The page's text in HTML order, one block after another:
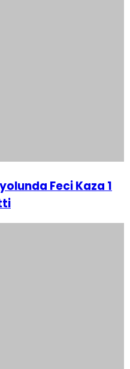
Feci Kaza 1